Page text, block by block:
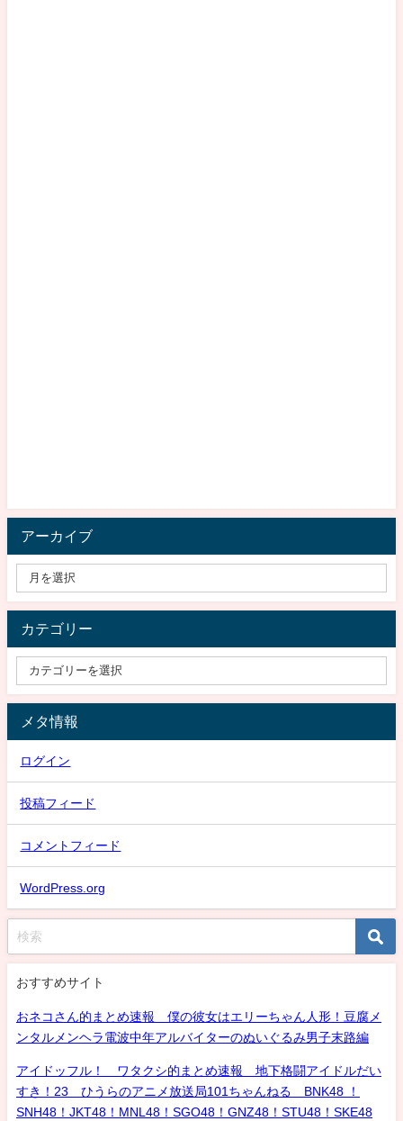
アーカイブ
カテゴリー
メタ情報
ログイン
投稿フィード
コメントフィード
WordPress.org
おすすめサイト
おネコさん的まとめ速報 僕の彼女はエリーちゃん人形！豆腐メ
ンタルメンヘラ電波中年アルバイターのぬいぐるみ男子末路編
アイドッフル！ ワタクシ的まとめ速報 地下格闘アイドルだい
すき！23 ひうらのアニメ放送局101ちゃんねる BNK48 ！
SNH48！JKT48！MNL48！SGO48！GNZ48！STU48！SKE48